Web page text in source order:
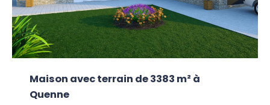
Maison avec terrain de 3383 m² à
Quenne